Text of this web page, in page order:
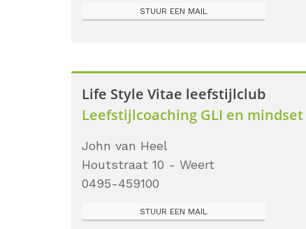
STUUR EEN MAIL
Life Style Vitae leefstijlclub
Leefstijlcoaching GLI en
John van Heel
Houtstraat 10 - Weert
0495-459100
STUUR EEN MAIL